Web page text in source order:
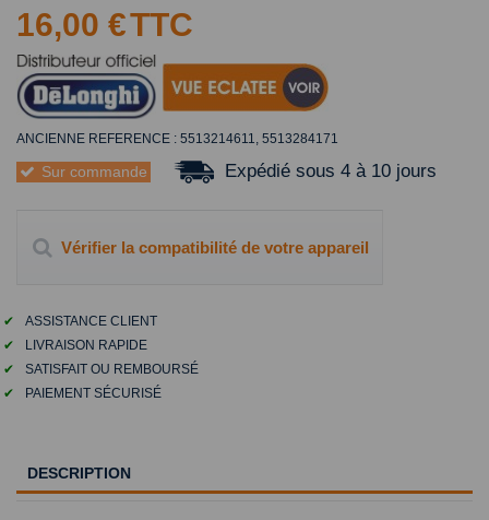
16,00 €TTC
ANCIENNE REFERENCE : 5513214611, 5513284171
Sur commande Expédié sous 4 à 10 jours
Vérifier la compatibilité de votre appareil
✔
ASSISTANCE CLIENT
✔
LIVRAISON RAPIDE
✔
SATISFAIT OU REMBOURSÉ
✔
PAIEMENT SÉCURISÉ
DESCRIPTION